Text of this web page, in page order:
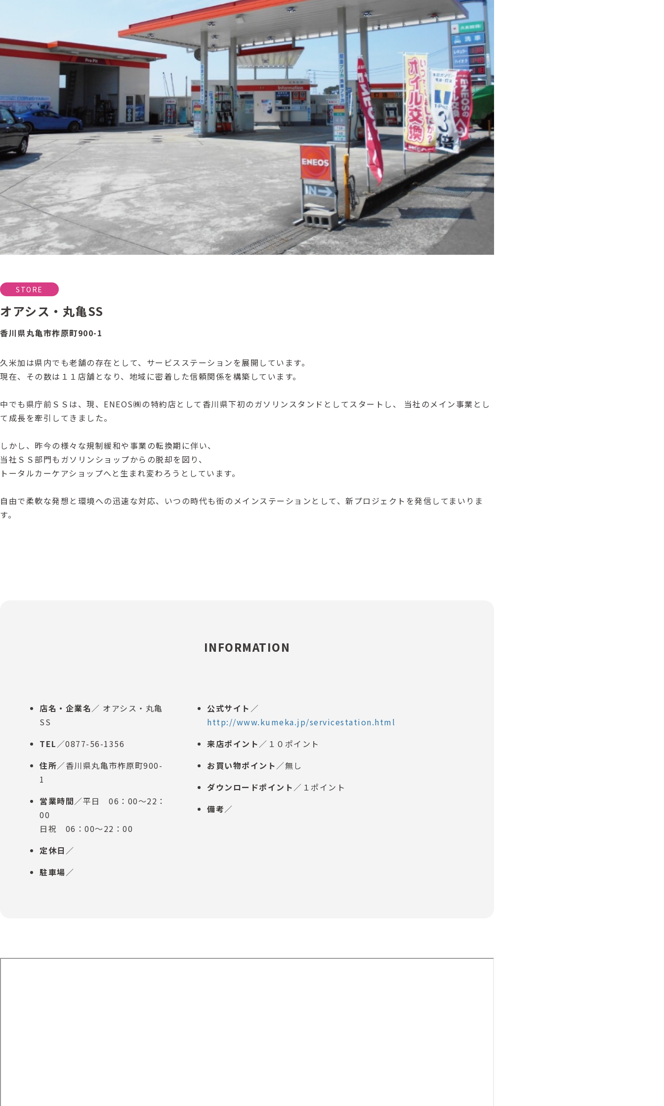
STORE
オアシス・丸亀SS
香川県丸亀市柞原町900-1
久米加は県内でも老舗の存在として、サービスステーションを展開しています。
現在、その数は１１店舗となり、地域に密着した信頼関係を構築しています。
中でも県庁前ＳＳは、現、ENEOS㈱の特約店として香川県下初のガソリンスタンドとしてスタートし、 当社のメイン事業とし
て成長を牽引してきました。
しかし、昨今の様々な規制緩和や事業の転換期に伴い、
当社ＳＳ部門もガソリンショップからの脱却を図り、
トータルカーケアショップへと生まれ変わろうとしています。
自由で柔軟な発想と環境への迅速な対応、いつの時代も街のメインステーションとして、新プロジェクトを発信してまいりま
す。
INFORMATION
店名・企業名 ／ オアシス・丸亀
SS
TEL ／0877-56-1356
住所／香川県丸亀市柞原町900-
1
営業時間／平日 06：00～22：
00
日祝 06：00～22：00
定休日 ／
駐車場／
公式サイト ／
http://www.kumeka.jp/servicestation.html
来店ポイント ／１０ポイント
お買い物ポイント ／無し
ダウンロードポイント ／１ポイント
備考／